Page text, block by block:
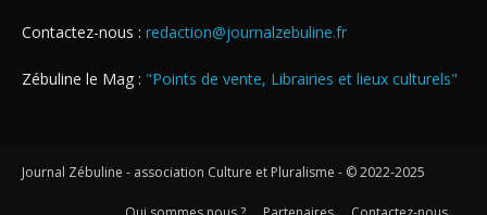
Contactez-nous : redaction@journalzebuline.fr
Zébuline le Mag : "Points de vente, Librairies et lieux culturels"
Journal Zébuline - association Culture et Pluralisme - © 2022-2025